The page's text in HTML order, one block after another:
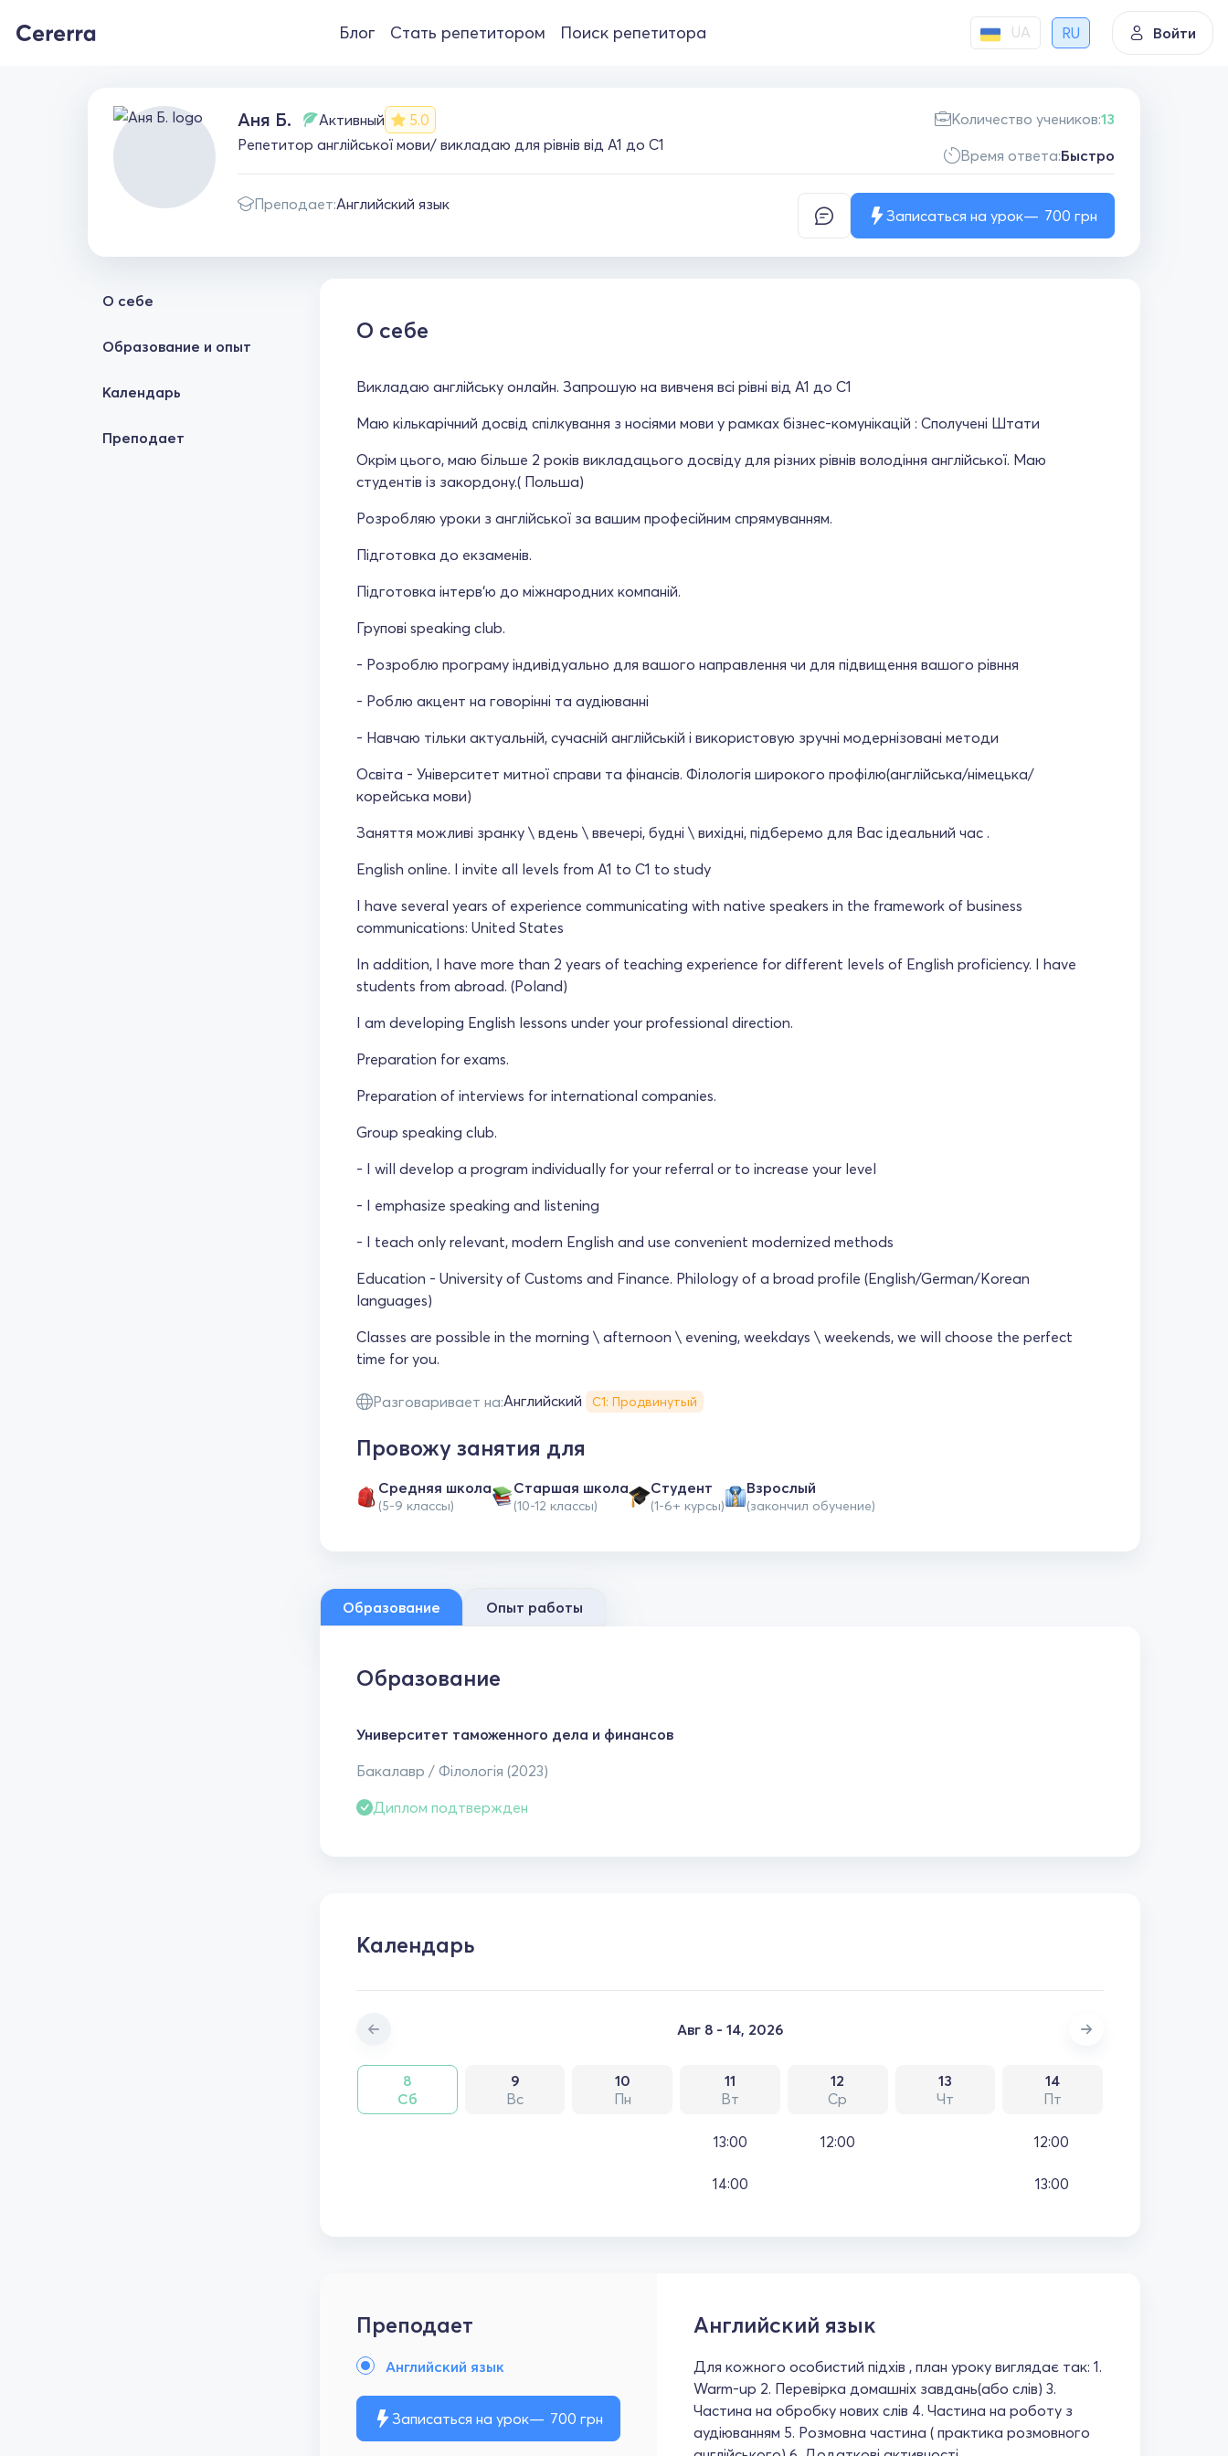
Блог Стать репетитором Поиск репетитора UA RU Войти
Аня Б. Активный
5.0
Репетитор англійської мови/ викладаю для рівнів від А1 до С1
Преподает:Английский язык
Количество учеников:13
Время ответа:Быстро
Записаться на урок 700 грн
О себе
Образование и опыт
Календарь
Преподает
О себе
Викладаю англійську онлайн. Запрошую на вивченя всі рівні від А1 до С1
Маю кількарічний досвід спілкування з носіями мови у рамках бізнес-комунікацій : Сполучені Штати
Окрім цього, маю більше 2 років викладацього досвіду для різних рівнів володіння англійської. Маю
студентів із закордону.( Польша)
Розробляю уроки з англійської за вашим професійним спрямуванням.
Підготовка до екзаменів.
Підготовка інтерв‘ю до міжнародних компаній.
Групові speaking club.
- Розроблю програму індивідуально для вашого направлення чи для підвищення вашого рівння
- Роблю акцент на говорінні та аудіюванні
- Навчаю тільки актуальній, сучасній англійській і використовую зручні модернізовані методи
Освіта - Університет митної справи та фінансів. Філологія широкого профілю(англійська/німецька/
корейська мови)
Заняття можливі зранку \ вдень \ ввечері, будні \ вихідні, підберемо для Вас ідеальний час .
English online. I invite all levels from A1 to C1 to study
I have several years of experience communicating with native speakers in the framework of business
communications: United States
In addition, I have more than 2 years of teaching experience for different levels of English proficiency. I have
students from abroad. (Poland)
I am developing English lessons under your professional direction.
Preparation for exams.
Preparation of interviews for international companies.
Group speaking club.
- I will develop a program individually for your referral or to increase your level
- I emphasize speaking and listening
- I teach only relevant, modern English and use convenient modernized methods
Education - University of Customs and Finance. Philology of a broad profile (English/German/Korean
languages)
Classes are possible in the morning \ afternoon \ evening, weekdays \ weekends, we will choose the perfect
time for you.
Разговаривает на:Английский С1: Продвинутый
Провожу занятия для
Средняя школа
(5-9 классы)
Cтаршая школа
(10-12 классы)
Студент
(1-6+ курсы)
Взрослый
(закончил обучение)
Образование Опыт работы
Образование
Университет таможенного дела и финансов
Бакалавр / Філологія (2023)
Диплом подтвержден
Календарь
Авг 8 - 14, 2026
8
Сб
9
Вс
10
Пн
11
Вт
12
Ср
13
Чт
14
Пт
13:00
14:00
12:00 12:00
13:00
Преподает
Английский язык
Записаться на урок 700 грн
Английский язык
Для кожного особистий підхів , план уроку виглядає так: 1.
Warm-up 2. Перевірка домашніх завдань(або слів) 3.
Частина на обробку нових слів 4. Частина на роботу з
аудіюванням 5. Розмовна частина ( практика розмовного